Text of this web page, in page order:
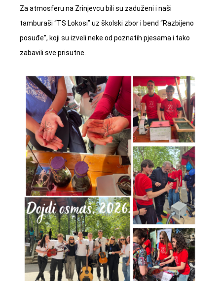
Za atmosferu na Zrinjevcu bili su zaduženi i naši
tamburaši “TS Lokosi” uz školski zbor i bend “Razbijeno
posuđe”, koji su izveli neke od poznatih pjesama i tako
zabavili sve prisutne.